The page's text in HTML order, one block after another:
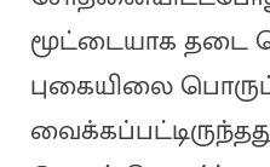
மூட்டையாக தடை
புகையிலை